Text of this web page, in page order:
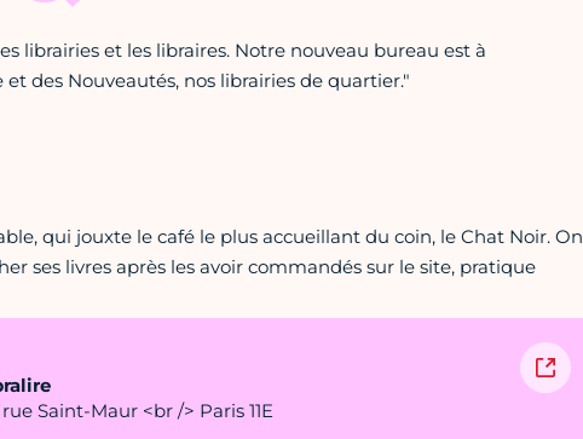
librairies et les libraires. Notre nouveau bureau est à
des Nouveautés, nos librairies de quartier."
qui jouxte le café le plus accueillant du coin, le Chat Noir. On
ses livres après les avoir commandés sur le site, pratique
rue Saint-Maur <br /> Paris 11E